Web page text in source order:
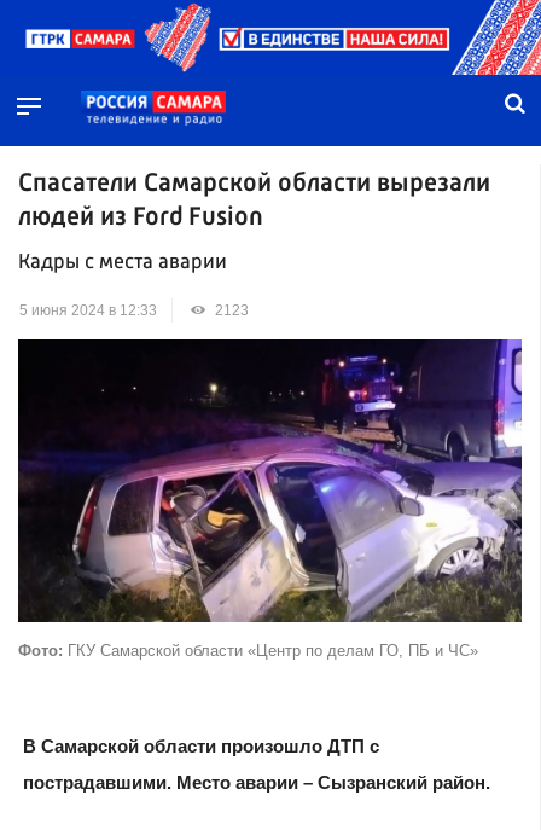
Спасатели Самарской области вырезали
людей из Ford Fusion
Кадры с места аварии
5 июня 2024 в 12:33 2123
Фото: ГКУ Самарской области «Центр по делам ГО, ПБ и ЧС»
В Самарской области произошло ДТП с
пострадавшими. Место аварии – Сызранский район.